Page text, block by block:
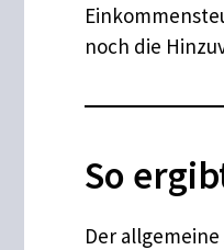
noch die
So
Der